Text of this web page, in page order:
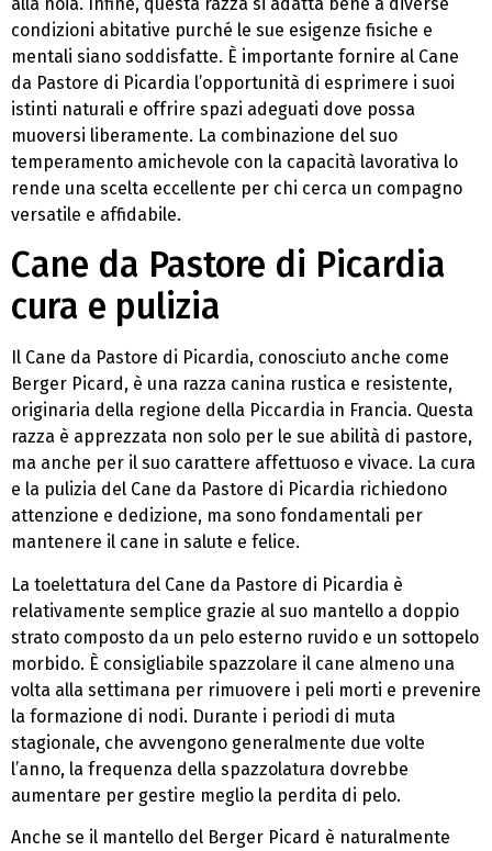
condizioni abitative purché le sue esigenze fisiche e
mentali siano soddisfatte. È importante fornire al Cane
da Pastore di Picardia l’opportunità di esprimere i suoi
istinti naturali e offrire spazi adeguati dove possa
muoversi liberamente. La combinazione del suo
temperamento amichevole con la capacità lavorativa lo
rende una scelta eccellente per chi cerca un compagno
versatile e affidabile.
Cane da Pastore di Picardia
cura e pulizia
Il Cane da Pastore di Picardia, conosciuto anche come
Berger Picard, è una razza canina rustica e resistente,
originaria della regione della Piccardia in Francia. Questa
razza è apprezzata non solo per le sue abilità di pastore,
ma anche per il suo carattere affettuoso e vivace. La cura
e la pulizia del Cane da Pastore di Picardia richiedono
attenzione e dedizione, ma sono fondamentali per
mantenere il cane in salute e felice.
La toelettatura del Cane da Pastore di Picardia è
relativamente semplice grazie al suo mantello a doppio
strato composto da un pelo esterno ruvido e un sottopelo
morbido. È consigliabile spazzolare il cane almeno una
volta alla settimana per rimuovere i peli morti e prevenire
la formazione di nodi. Durante i periodi di muta
stagionale, che avvengono generalmente due volte
l’anno, la frequenza della spazzolatura dovrebbe
aumentare per gestire meglio la perdita di pelo.
Anche se il mantello del Berger Picard è naturalmente